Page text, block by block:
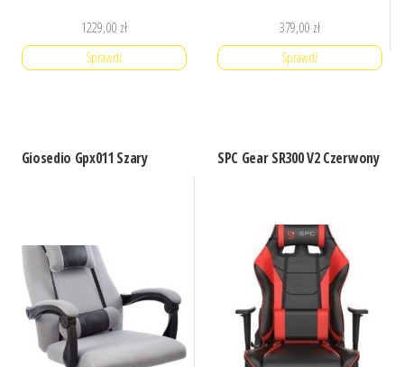
1229,00 zł
Sprawdź
379,00 zł
Sprawdź
Giosedio Gpx011 Szary SPC Gear SR300 V2 Czerwony